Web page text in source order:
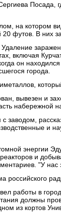
Посада,
на котором
футов. В них
включая
он
города.
вывезен и
набережной
и
энергии
и
"У нас
российского
работы в
должны
из кортов